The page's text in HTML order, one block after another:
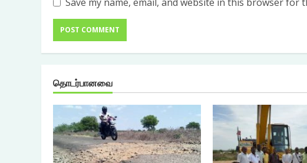
தொடர்பானவை